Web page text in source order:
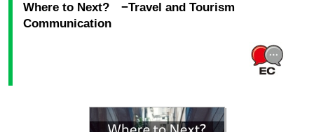
Where to Next? −Travel and Tourism
Communication